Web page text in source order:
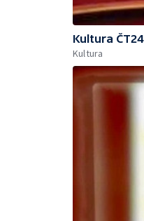
Kultura ČT24
Kultura